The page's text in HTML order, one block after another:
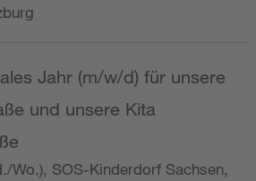
Jahr (m/w/d) für unsere
und unsere Kita
Wo.), SOS-Kinderdorf Sachsen,